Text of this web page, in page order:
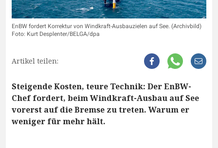
EnBW fordert Korrektur von Windkraft-Ausbauzielen auf See. (Archivbild)
Foto: Kurt Desplenter/BELGA/dpa
Artikel teilen:
Steigende Kosten, teure Technik: Der EnBW-
Chef fordert, beim Windkraft-Ausbau auf See
vorerst auf die Bremse zu treten. Warum er
weniger für mehr hält.